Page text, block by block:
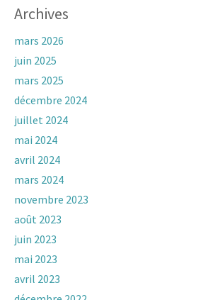
Archives
mars 2026
juin 2025
mars 2025
décembre 2024
juillet 2024
mai 2024
avril 2024
mars 2024
novembre 2023
août 2023
juin 2023
mai 2023
avril 2023